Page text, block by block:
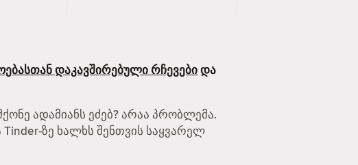
დაკავშირებული რჩევებიდა
ადამიანს ეძებ? არაა პრობლემა.
ზე ხალხს შენთვის საყვარელ